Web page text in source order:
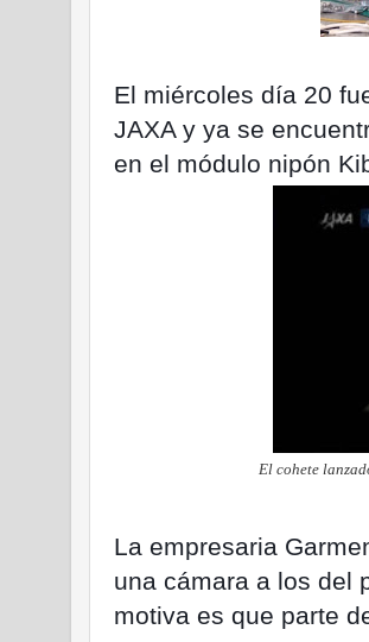
El miércoles día 20
JAXA y ya se
en el módulo nipón
El cohete
La empresaria
una cámara a los del
motiva es que parte